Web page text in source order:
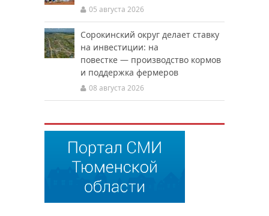
05 августа 2026
Сорокинский округ делает ставку
на инвестиции: на
повестке — производство кормов
и поддержка фермеров
08 августа 2026